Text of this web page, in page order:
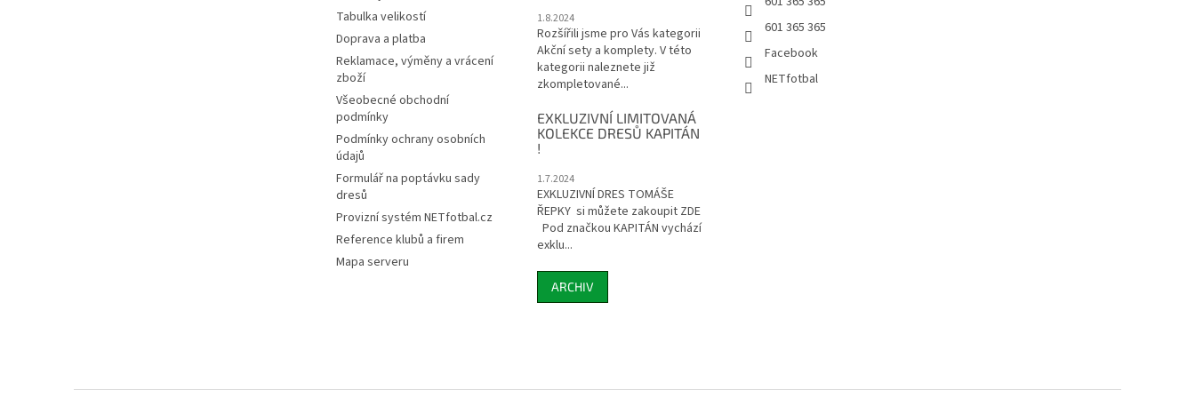
Tabulka velikostí
Doprava a platba
Reklamace, výměny a vrácení
zboží
Všeobecné obchodní
podmínky
Podmínky ochrany osobních
údajů
Formulář na poptávku sady
dresů
Provizní systém NETfotbal.cz
Reference klubů a firem
Mapa serveru
1.8.2024
Rozšířili jsme pro Vás kategorii
Akční sety a komplety. V této
kategorii naleznete již
zkompletované...
EXKLUZIVNÍ LIMITOVANÁ
KOLEKCE DRESŮ KAPITÁN
!
1.7.2024
EXKLUZIVNÍ DRES TOMÁŠE
ŘEPKY si můžete zakoupit ZDE
Pod značkou KAPITÁN vychází
exklu...
ARCHIV
601 365 365
Facebook
NETfotbal